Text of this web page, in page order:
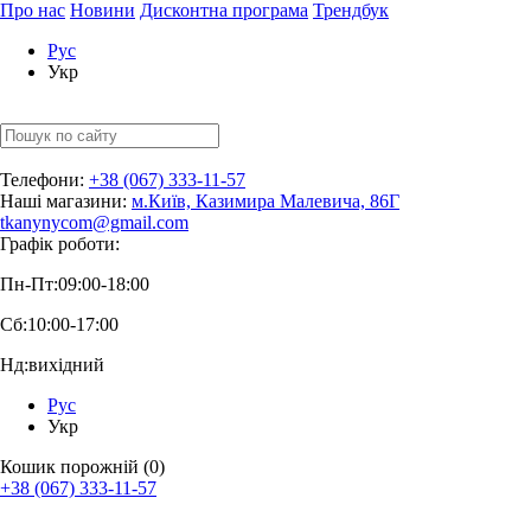
Про нас Новини Дисконтна програма Трендбук
Рус
Укр
Телефони: +38 (067) 333-11-57
Наші магазини: м.Київ, Казимира Малевича, 86Г
tkanynycom@gmail.com
Графік роботи:
Пн-Пт:09:00-18:00
Сб:10:00-17:00
Нд:вихідний
Рус
Укр
Кошик порожній (0)
+38 (067) 333-11-57